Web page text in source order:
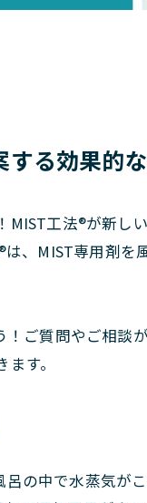
る効果的
工法®が新し
、MIST専用剤を
ご質問やご相談
す。
の中で水蒸気が